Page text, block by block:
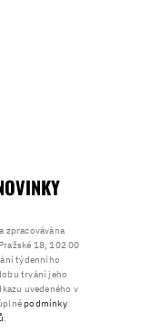
zpracovávána
18, 102 00
týdenního
trvání jeho
uvedeného v
podmínky
.